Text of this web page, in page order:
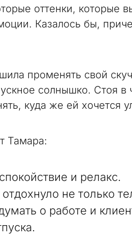
оттенки, которые
Казалось бы,
променять свой
солнышко. Стоя в
куда же ей хочется
Тамара:
и релакс.
не только
о работе и